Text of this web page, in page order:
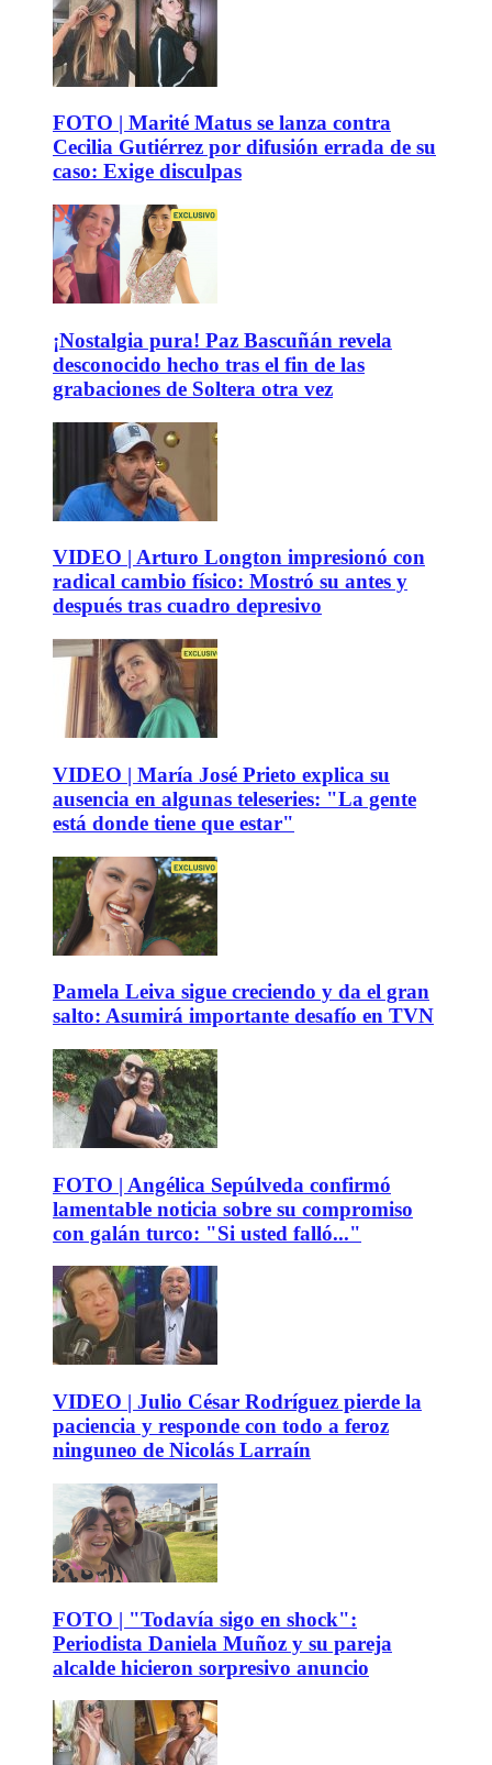
FOTO | Marité Matus se lanza contra
Cecilia Gutiérrez por difusión errada de su
caso: Exige disculpas
¡Nostalgia pura! Paz Bascuñán revela
desconocido hecho tras el fin de las
grabaciones de Soltera otra vez
VIDEO | Arturo Longton impresionó con
radical cambio físico: Mostró su antes y
después tras cuadro depresivo
VIDEO | María José Prieto explica su
ausencia en algunas teleseries: "La gente
está donde tiene que estar"
Pamela Leiva sigue creciendo y da el gran
salto: Asumirá importante desafío en TVN
FOTO | Angélica Sepúlveda confirmó
lamentable noticia sobre su compromiso
con galán turco: "Si usted falló..."
VIDEO | Julio César Rodríguez pierde la
paciencia y responde con todo a feroz
ninguneo de Nicolás Larraín
FOTO | "Todavía sigo en shock":
Periodista Daniela Muñoz y su pareja
alcalde hicieron sorpresivo anuncio